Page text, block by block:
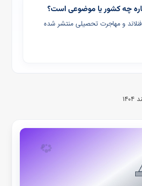
چه کشور یا موضوعی است؟
فنلاند و مهاجرت تحصیلی منتشر شده